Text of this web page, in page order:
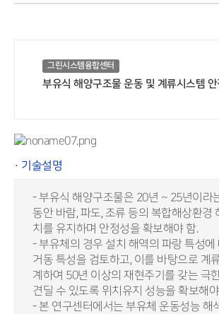
그린시스템융합센터
부유식 해양구조물 운동 및 계류시스템
· 기술설명
- 부유식 해양구조물은 20년 ~ 25년이라
동안 바람, 파도, 조류 등의 복합해상환경
치를 유지하며 안정성을 확보해야 함.
- 부유체의 경우 설치 해역의 파랑 특성에
거동 특성을 검토하고, 이를 바탕으로 계
계하여 50년 이상의 재현주기를 갖는 극
견딜 수 있도록 위치유지 성능을 확보해
- 본 연구센터에서는 부유체 운동성능 해